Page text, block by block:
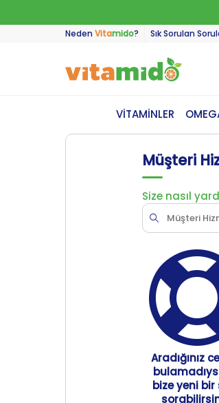
Neden Vitamido? Sık Sorulan
VİTAMİNLER
Müşteri
Size nasıl
Aradığınız
bize yeni bir